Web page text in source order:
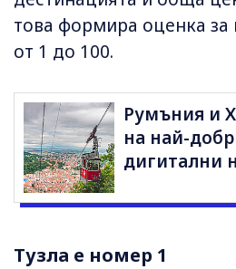
това формира оценка за
от 1 до 100.
Румъния и
на най-
дигитални
Тузла е номер 1